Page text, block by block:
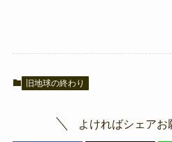
旧地球の終わり
よければシェアお